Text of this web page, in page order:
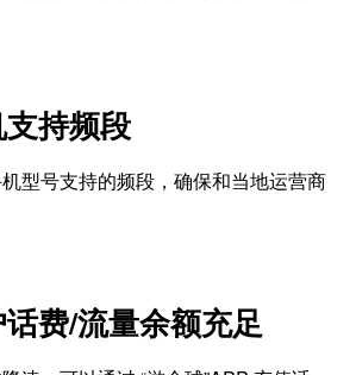
持频段
型号支持的频段，确保和当地运营商
费/流量余额充足